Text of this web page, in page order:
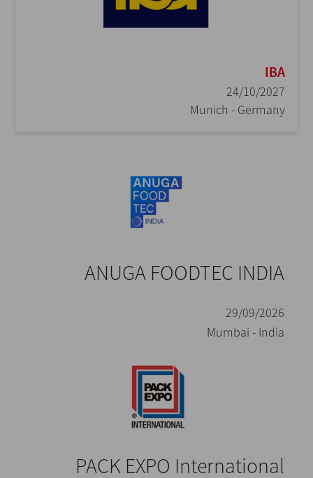
IBA
24/10/2027
Munich - Germany
ANUGA FOODTEC INDIA
29/09/2026
Mumbai - India
PACK EXPO International